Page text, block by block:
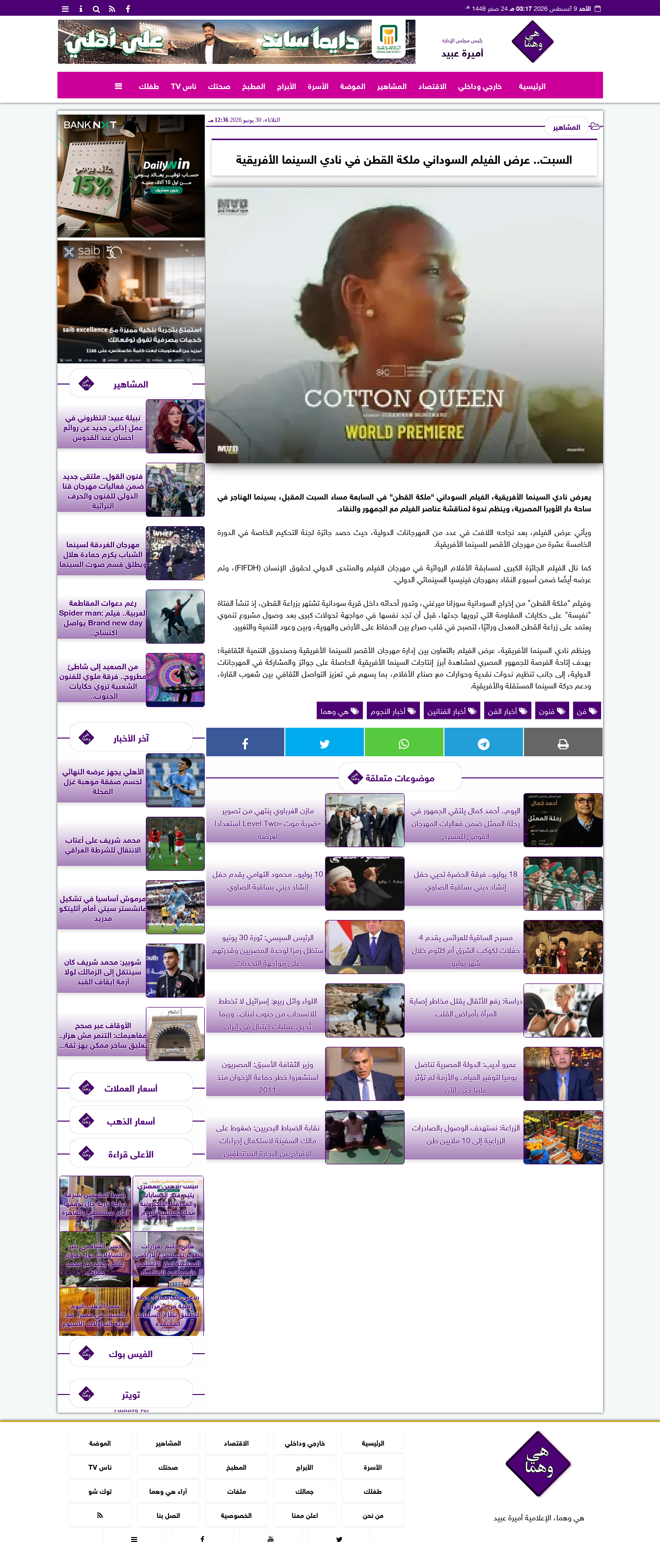
الأحد9 أغسطس 2026 03:17 مـ 24 صفر 1448 هـ
رئيس مجلس الإدارة
أميرة عبيد
الرئيسية خارجي وداخلي الاقتصاد المشاهير الموضة الأسرة الأبراج المطبخ صحتك ناس TV طفلك 
المشاهير الثلاثاء، 30 يونيو 2026 12:36 مـ
السبت.. عرض الفيلم السوداني ملكة القطن في نادي السينما الأفريقية
يعرض نادي السينما الأفريقية، الفيلم السوداني "ملكة القطن" في السابعة مساء السبت المقبل، بسينما الهناجر في
ساحة دار الأوبرا المصرية، وينظم ندوة لمناقشة عناصر الفيلم مع الجمهور والنقاد.
ويأتي عرض الفيلم، بعد نجاحه اللافت في عدد من المهرجانات الدولية، حيث حصد جائزة لجنة التحكيم الخاصة في الدورة
الخامسة عشرة من مهرجان الأقصر للسينما الأفريقية.
كما نال الفيلم الجائزة الكبرى لمسابقة الأفلام الروائية في مهرجان الفيلم والمنتدى الدولي لحقوق الإنسان (FIFDH)، وتم
عرضه أيضًا ضمن أسبوع النقاد بمهرجان فينيسيا السينمائي الدولي.
وفيلم "ملكة القطن" من إخراج السودانية سوزانا ميرغني، وتدور أحداثه داخل قرية سودانية تشتهر بزراعة القطن، إذ تنشأ الفتاة
"نفيسة" على حكايات المقاومة التي ترويها جدتها، قبل أن تجد نفسها في مواجهة تحولات كبرى بعد وصول مشروع تنموي
يعتمد على زراعة القطن المعدل وراثيًا، لتصبح في قلب صراع بين الحفاظ على الأرض والهوية، وبين وعود التنمية والتغيير.
وينظم نادي السينما الأفريقية، عرض الفيلم بالتعاون بين إدارة مهرجان الأقصر للسينما الأفريقية وصندوق التنمية الثقافية؛
بهدف إتاحة الفرصة للجمهور المصري لمشاهدة أبرز إنتاجات السينما الأفريقية الحاصلة على جوائز والمشاركة في المهرجانات
الدولية، إلى جانب تنظيم ندوات نقدية وحوارات مع صناع الأفلام، بما يسهم في تعزيز التواصل الثقافي بين شعوب القارة،
ودعم حركة السينما المستقلة والأفريقية.
فن
فنون أخبار الفن أخبار الفنانين أخبار النجوم هي وهما
موضوعات متعلقة
اليوم.. أحمد كمال يلتقي الجمهور في
رحلة الممثل ضمن فعاليات المهرجان
القومي للمسرح
مازن الغرباوي ينتهي من تصوير
«ضربة موت »Level Two استعدادا
لعرضه
18 يوليو.. فرقة الحضرة تحيي حفل
إنشاد ديني بساقية الصاوي
10 يوليو.. محمود التهامي يقدم حفل
إنشاد ديني بساقية الصاوي
مسرح الساقية للعرائس يقدم 4
حفلات لكوكب الشرق أم كلثوم خلال
شهر يوليو
الرئيس السيسي: ثورة 30 يونيو
ستظل رمزا لوحدة المصريين وقدرتهم
على مواجهة التحديات
دراسة: رفع الأثقال يقلل مخاطر إصابة
المرأة بأمراض القلب
اللواء وائل ربيع: إسرائيل لا تخطط
للانسحاب من جنوب لبنان.. وربما
تُجري عمليات اغتيال في إيران
عمرو أديب: الدولة المصرية تناضل
يوميا لتوفير المياه.. والأزمة لم تؤثر
علينا حتى الآن
وزير الثقافة الأسبق: المصريون
استشعروا خطر جماعة الإخوان منذ
2011
الزراعة: نستهدف الوصول بالصادرات
الزراعية إلى 10 ملايين طن
نقابة الضباط البحريين: ضغوط على
مالك السفينة لاستكمال إجراءات
الإفراج عن البحارة المختطفين
المشاهير
نبيلة عبيد: انتظروني في
عمل إذاعي جديد عن روائع
إحسان عبد القدوس
فنون القول.. ملتقى جديد
ضمن فعاليات مهرجان قنا
الدولي للفنون والحرف
التراثية
مهرجان الغردقة لسينما
الشباب يكرم حمادة هلال
ويطلق قسم صوت السينما
رغم دعوات المقاطعة
العربية.. فيلم Spider man:
Brand new day يواصل
اكتساح...
من الصعيد إلى شاطئ
مطروح.. فرقة ملوي للفنون
الشعبية تروي حكايات
الجنوب...
آخر الأخبار
الأهلي يجهز عرضه النهائي
لحسم صفقة موهبة غزل
المحلة
محمد شريف على أعتاب
الانتقال للشرطة العراقي
مرموش أساسيا في تشكيل
مانشستر سيتي أمام أتليتكو
مدريد
شوبير: محمد شريف كان
سينتقل إلى الزمالك لولا
أزمة إيقاف القيد
الأوقاف عبر صحح
مفاهيمك: التنمر مش هزار..
تعليق ساخر ممكن يهز ثقة...
أسعار العملات
أسعار الذهب
الأعلى قراءة
البنك الأهلي المصري
يتيح فتح الحسابات
والمحافظ الإلكترونية
مجانًا بمناسبة اليوم
العالمي...
ضبط المتهمين بسرقة
دراجة نارية حال توقفها
أمام مستشفى بالقاهرة
هاني حليم: قرارات
تطوير تخصيص الأراضي
الصناعية تعزز الاستثمار
وتدعم نمو الاقتصاد
حسن الشافعي يثير
التساؤلات حول تعاون
غنائي جديد مع محمد
حماقي
الأعلى للجامعات: خطة
زمنية من 3 مراحل
لتطبيق نظام الساعات
المعتمدة
والتخصصات...
سعر الذهب اليوم
السبت في مصر.. مع
بداية التداولات الأسبوع
الفيس بوك
تويتر
Tweets by
هي وهما، الإعلامية أميرة عبيد
الرئيسية خارجي وداخلي الاقتصاد المشاهير
الموضة
الأسرة
الأبراج المطبخ صحتك
ناس TV
طفلك
جمالك ملفات آراء هي وهما
توك شو
من نحن
اعلن معنا الخصوصية اتصل بنا




